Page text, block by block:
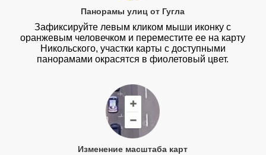
Панорамы улиц от Гугла
Зафиксируйте левым кликом мыши иконку с
оранжевым человечком и переместите ее на карту
Никольского, участки карты с доступными
панорамами окрасятся в фиолетовый цвет.
Изменение масштаба карт